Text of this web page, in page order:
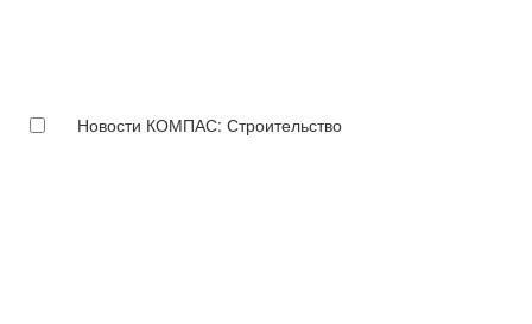
Новости КОМПАС: Строительство